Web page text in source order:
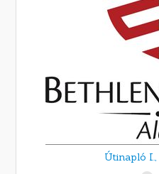
Útinapló I.,